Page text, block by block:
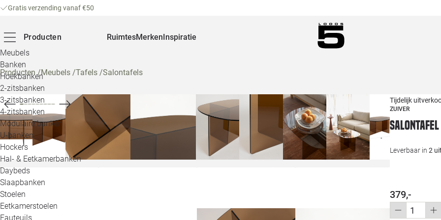
Gratis verzending vanaf €50
Producten
Meubels
Banken
Hoekbanken
2-zitsbanken
3-zitsbanken
4-zitsbanken
Modulaire banken
U-banken
Hockers
Hal- & Eetkamerbanken
Daybeds
Slaapbanken
Stoelen
Eetkamerstoelen
Fauteuils
RuimtesMerkenInspiratie
Producten/Meubels /Tafels /Salontafels
Tijdelijk
ZUIVER
Salontafel
Leverbaar in 2
379,-